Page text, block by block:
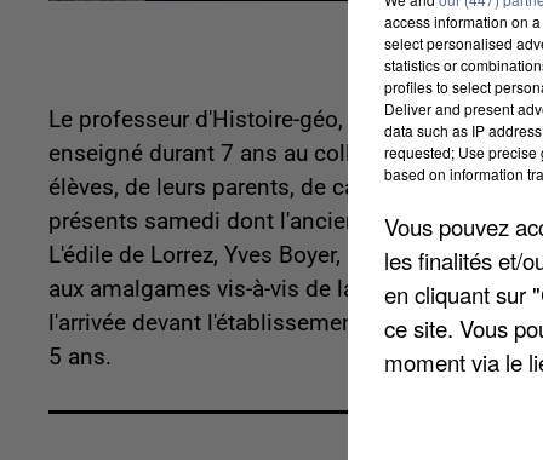
Le professeur d'Histoire-géo, assassiné par un
enseigné durant 7 ans au collège Jacques
élèves, de leurs parents, de camarades de
présents samedi dont l'ancienne journaliste
L'édile de Lorrez, Yves Boyer, a prononcé un
aux amalgames vis-à-vis de la communauté
l'arrivée devant l'établissement scolaire. Le
5 ans.
access information on
select personalised
statistics or
profiles to select
Deliver and present
data such as IP
requested; Use precise
based on information
Vous pouvez
les finalités et/
en cliquant sur
ce site. Vous
moment via le